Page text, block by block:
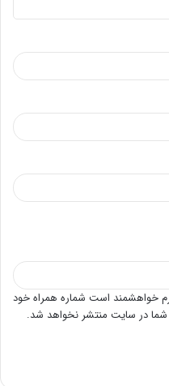
خواهشمند است شماره همراه خود
شما در سایت منتشر نخواهد شد.